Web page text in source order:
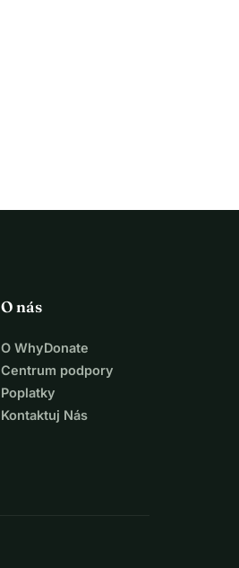
O nás
O WhyDonate
Centrum podpory
Poplatky
Kontaktuj Nás